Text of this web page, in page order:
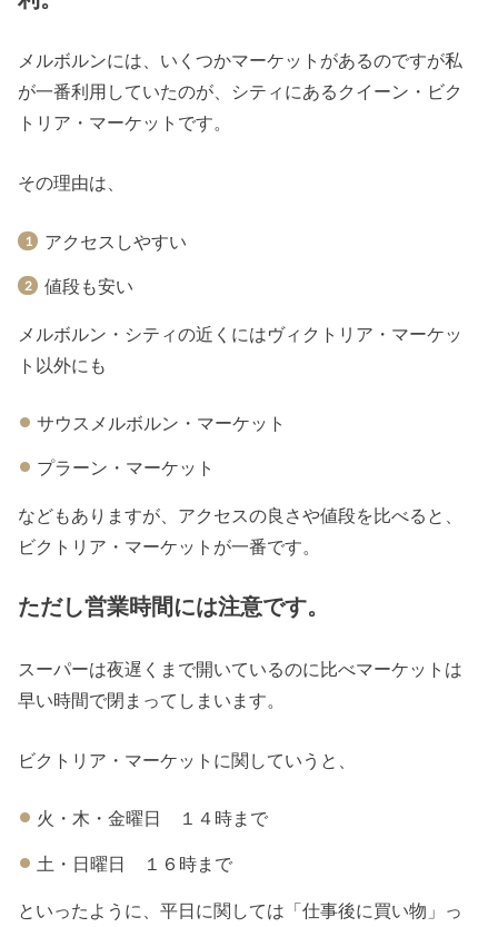
メルボルンには、いくつかマーケットがあるのですが私
が一番利用していたのが、シティにあるクイーン・ビク
トリア・マーケットです。
その理由は、
アクセスしやすい
値段も安い
メルボルン・シティの近くにはヴィクトリア・マーケッ
ト以外にも
サウスメルボルン・マーケット
プラーン・マーケット
などもありますが、アクセスの良さや値段を比べると、
ビクトリア・マーケットが一番です。
ただし営業時間には注意です。
スーパーは夜遅くまで開いているのに比べマーケットは
早い時間で閉まってしまいます。
ビクトリア・マーケットに関していうと、
火・木・金曜日 １４時まで
土・日曜日 １６時まで
といったように、平日に関しては「仕事後に買い物」っ